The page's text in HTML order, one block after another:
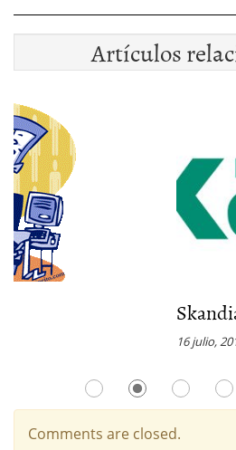
Artículos
Nicolas Rombiola
Comments are closed.